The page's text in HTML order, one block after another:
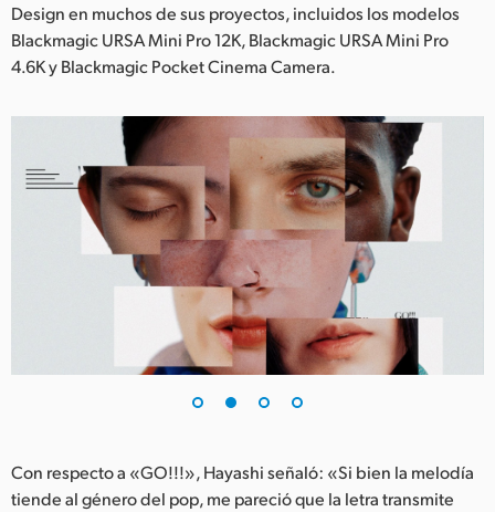
Singapore
South Africa
España
Sweden
Chinese Taipei
Turkey
Design en muchos de sus proyectos, incluidos los modelos
Blackmagic URSA Mini Pro 12K, Blackmagic URSA Mini Pro
4.6K y Blackmagic Pocket Cinema Camera.
Con respecto a «GO!!!», Hayashi señaló: «Si bien la melodía
tiende al género del pop, me pareció que la letra transmite